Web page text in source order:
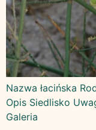
Nazwa łacińska
Opis Siedlisko
Galeria